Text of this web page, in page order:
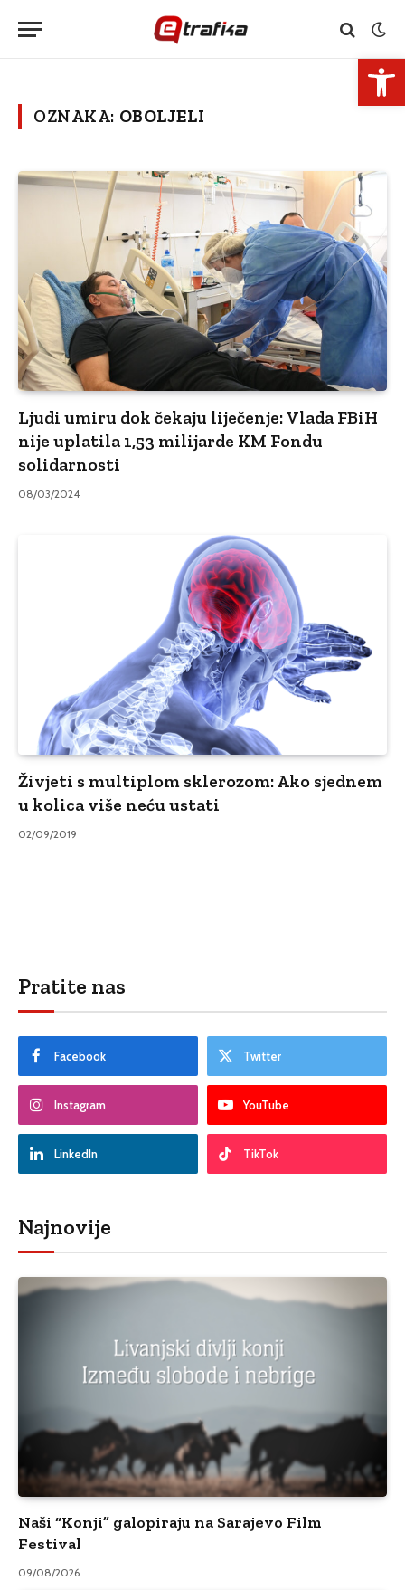
OZNAKA: OBOLJELI
Ljudi umiru dok čekaju liječenje: Vlada FBiH
nije uplatila 1,53 milijarde KM Fondu
solidarnosti
08/03/2024
Živjeti s multiplom sklerozom: Ako sjednem
u kolica više neću ustati
02/09/2019
Pratite nas
Facebook Twitter
Instagram YouTube
LinkedIn TikTok
Najnovije
Naši “Konji” galopiraju na Sarajevo Film
Festival
09/08/2026